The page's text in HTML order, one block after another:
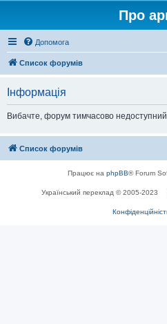
Про
Допомога
Список форумів
Інформація
Вибачте, форум тимчасово
Список форумів
Працює на phpBB® Forum
Український переклад © 2005-2023